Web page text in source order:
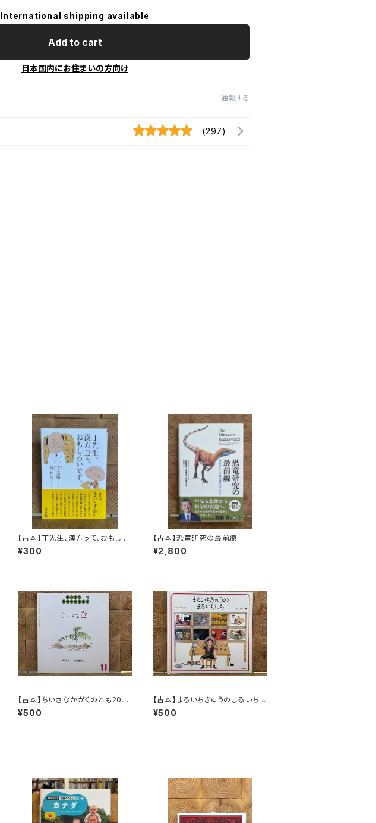
International shipping available
Add to cart
日本国内にお住まいの方向け
通報する
(297)
【古本】丁先生、漢方って、おもしろ
いです。
¥300
【古本】恐竜研究の最前線
¥2,800
【古本】ちいさなかがくのとも20
号 ちいさなき
¥500
【古本】まるいちきゅうのまるいち
にち
¥500